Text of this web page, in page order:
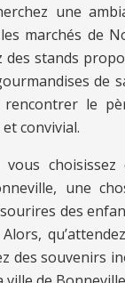
une
marchés de
stands
de
le
convivial.
une
des
des souvenirs